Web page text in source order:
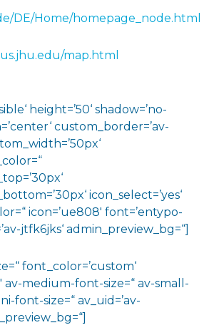
DE/Home/homepage_node.html
map.html
height=’50‘ shadow=’no-
custom_border=’av-
icon_select=’yes‘
icon=’ue808′ font=’entypo-
jtfk6jks‘ admin_preview_bg=“]
font_color=’custom‘
av-medium-font-size=“ av-small-
font-size=“ av_uid=’av-